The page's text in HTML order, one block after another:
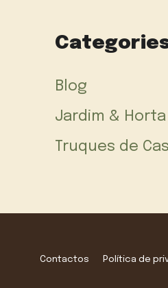
Blog
Jardim & Horta
Truques de
Contactos Política de